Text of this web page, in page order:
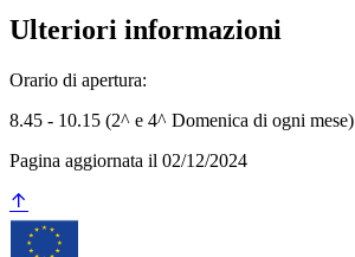
Ulteriori informazioni
Orario di apertura:
8.45 - 10.15 (2^ e 4^ Domenica di ogni mese)
Pagina aggiornata il 02/12/2024